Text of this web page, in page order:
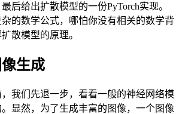
后给出扩散模型的一份PyTorch实现。
的数学公式，哪怕你没有相关的数学背
散模型的原理。
生成
我们先退一步，看看一般的神经网络模
显然，为了生成丰富的图像，一个图像